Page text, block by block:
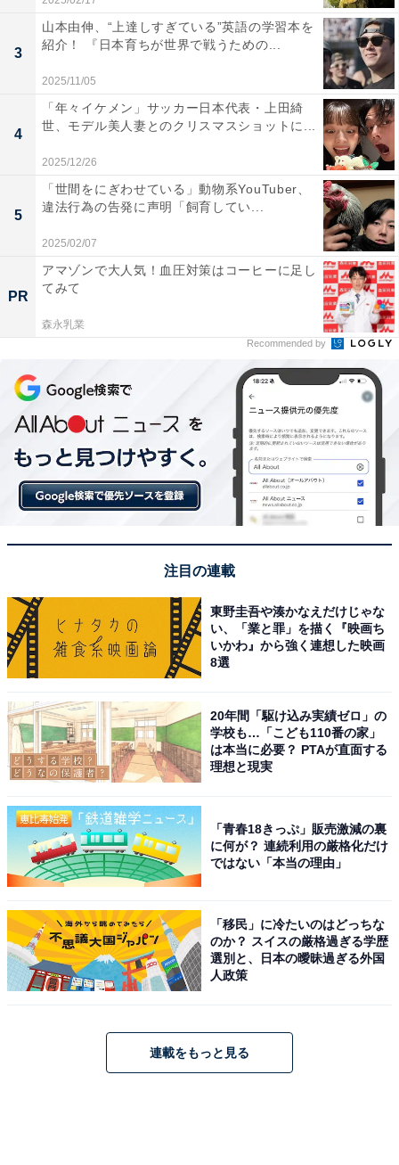
3
山本由伸、“上達しすぎている”英語の学習本を
紹介！ 『日本育ちが世界で戦うための...
2025/11/05
4
「年々イケメン」サッカー日本代表・上田綺
世、モデル美人妻とのクリスマスショットに...
2025/12/26
5
「世間をにぎわせている」動物系YouTuber、
違法行為の告発に声明「飼育してい...
2025/02/07
PR
アマゾンで大人気！血圧対策はコーヒーに足し
てみて
森永乳業
Recommended by
注目の連載
東野圭吾や湊かなえだけじゃな
い、「業と罪」を描く『映画ち
いかわ』から強く連想した映画
8選
20年間「駆け込み実績ゼロ」の
学校も…「こども110番の家」
は本当に必要？ PTAが直面する
理想と現実
「青春18きっぷ」販売激減の裏
に何が？ 連続利用の厳格化だけ
ではない「本当の理由」
「移民」に冷たいのはどっちな
のか？ スイスの厳格過ぎる学歴
選別と、日本の曖昧過ぎる外国
人政策
連載をもっと見る